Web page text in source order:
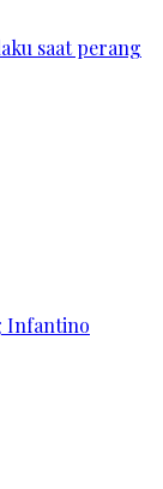
saat perang
Infantino